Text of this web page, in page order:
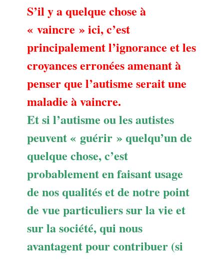
S’il y a quelque chose à
« vaincre » ici, c’est
principalement l’ignorance et les
croyances erronées amenant à
penser que l’autisme serait une
maladie à vaincre.
Et si l’autisme ou les autistes
peuvent « guérir » quelqu’un de
quelque chose, c’est
probablement en faisant usage
de nos qualités et de notre point
de vue particuliers sur la vie et
sur la société, qui nous
avantagent pour contribuer (si